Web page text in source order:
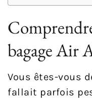
bagage Air
Vous êtes-vous
fallait parfois